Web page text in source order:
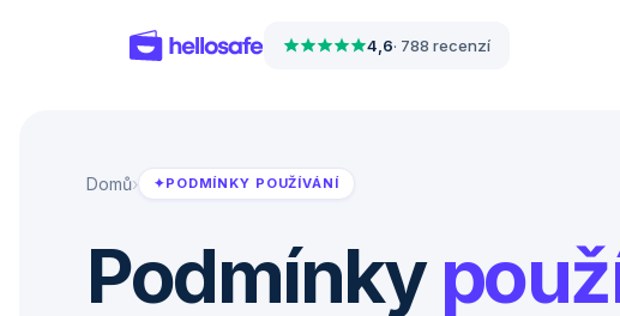
4,6· 788 recenzí
Domů› ✦PODMÍNKY POUŽÍVÁNÍ
Podmínky